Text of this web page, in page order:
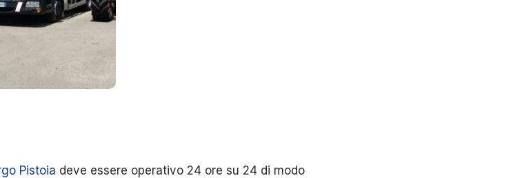
Pistoia deve essere operativo 24 ore su 24 di modo